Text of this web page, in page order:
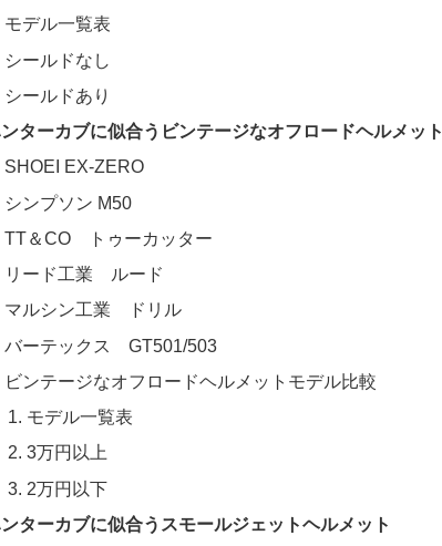
モデル一覧表
シールドなし
シールドあり
ターカブに似合うビンテージなオフロードヘルメット
SHOEI EX-ZERO
シンプソン M50
TT＆CO トゥーカッター
リード工業 ルード
マルシン工業 ドリル
バーテックス GT501/503
ビンテージなオフロードヘルメットモデル比較
モデル一覧表
3万円以上
2万円以下
ターカブに似合うスモールジェットヘルメット